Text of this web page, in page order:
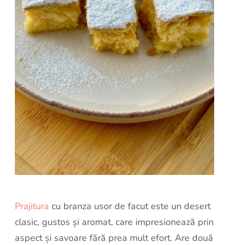
Prajitura cu branza usor de facut este un desert
clasic, gustos și aromat, care impresionează prin
aspect și savoare fără prea mult efort. Are două